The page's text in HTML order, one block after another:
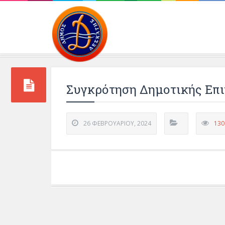
Συγκρότηση Δημοτικής
26 ΦΕΒΡΟΥΑΡΊΟΥ, 2024 130